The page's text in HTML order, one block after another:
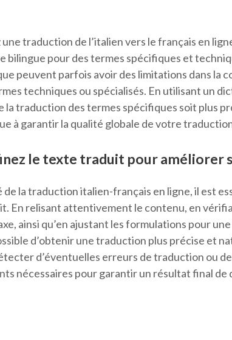
traduction de l’italien vers le français en
bilingue pour des termes spécifiques et
peuvent parfois avoir des limitations dans la
techniques ou spécialisés. En utilisant un
la traduction des termes spécifiques soit plus
à garantir la qualité globale de votre
le texte traduit pour améliorer
de la traduction italien-français en ligne, il est
En relisant attentivement le contenu, en
ainsi qu’en ajustant les formulations pour
d’obtenir une traduction plus précise et
d’éventuelles erreurs de traduction ou
nécessaires pour garantir un résultat final de